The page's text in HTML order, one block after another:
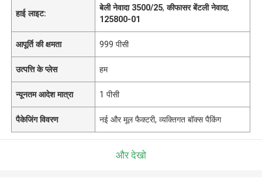
हाई लाइट:
बेली नेवादा 3500/25,कीफासर बेंटली नेवादा,
125800-01
आपूर्ति की क्षमता 999 पीसी
उत्पत्ति के प्लेस हम
न्यूनतम आदेश मात्रा 1 पीसी
पैकेजिंग विवरण नई और मूल फैक्टरी, व्यक्तिगत बॉक्स पैकिंग
और देखो